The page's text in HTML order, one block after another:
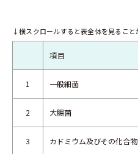
項目
1 一般細菌
2 大腸菌
3 カドミウム及びその化合物